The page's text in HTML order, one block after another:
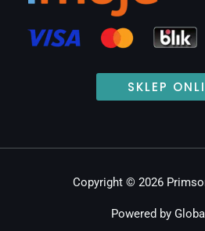
SKLEP
Copyright © 2026
Powered by